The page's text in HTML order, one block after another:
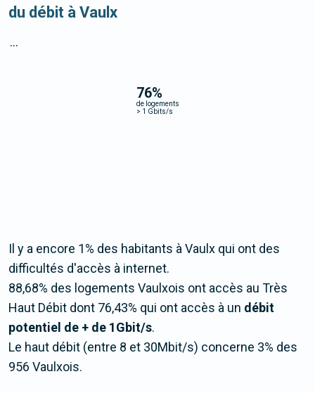
du débit à Vaulx
76%
de logements
> 1 Gbits/s
...
Il y a encore 1% des habitants à Vaulx qui ont des
difficultés d'accès à internet.
88,68% des logements Vaulxois ont accès au Très
Haut Débit dont 76,43% qui ont accès à un débit
potentiel de + de 1Gbit/s.
Le haut débit (entre 8 et 30Mbit/s) concerne 3% des
956 Vaulxois.